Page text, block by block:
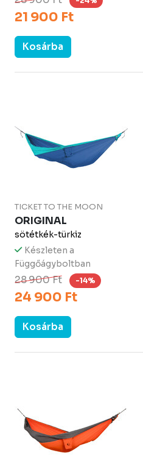
21 900 Ft
Kosárba
TICKET TO THE MOON
ORIGINAL
sötétkék-türkiz
Készleten a
Függőágyboltban
28 900 Ft -14%
24 900 Ft
Kosárba